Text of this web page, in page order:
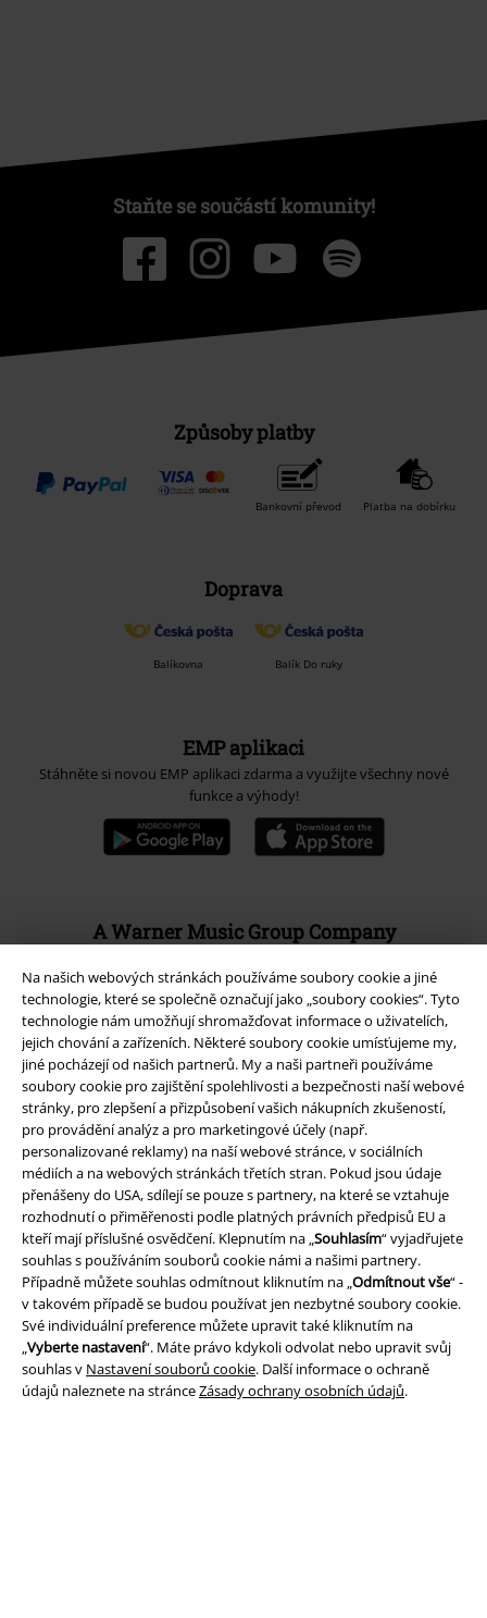
Na našich webových stránkách používáme soubory cookie a jiné
technologie, které se společně označují jako „soubory cookies“. Tyto
technologie nám umožňují shromažďovat informace o uživatelích,
jejich chování a zařízeních. Některé soubory cookie umísťujeme my,
jiné pocházejí od našich partnerů. My a naši partneři používáme
soubory cookie pro zajištění spolehlivosti a bezpečnosti naší webové
stránky, pro zlepšení a přizpůsobení vašich nákupních zkušeností,
pro provádění analýz a pro marketingové účely (např.
personalizované reklamy) na naší webové stránce, v sociálních
médiích a na webových stránkách třetích stran. Pokud jsou údaje
přenášeny do USA, sdílejí se pouze s partnery, na které se vztahuje
rozhodnutí o přiměřenosti podle platných právních předpisů EU a
kteří mají příslušné osvědčení. Klepnutím na „Souhlasím“ vyjadřujete
souhlas s používáním souborů cookie námi a našimi partnery.
Případně můžete souhlas odmítnout kliknutím na „Odmítnout vše“ -
v takovém případě se budou používat jen nezbytné soubory cookie.
Své individuální preference můžete upravit také kliknutím na
„Vyberte nastavení“. Máte právo kdykoli odvolat nebo upravit svůj
souhlas v Nastavení souborů cookie. Další informace o ochraně
údajů naleznete na stránceZásady ochrany osobních údajů.
Staňte se součástí komunity!
Způsoby platby
Bankovní převod Platba na dobírku
Doprava
Balíkovna Balík Do ruky
EMP aplikaci
Stáhněte si novou EMP aplikaci zdarma a využijte všechny nové
funkce a výhody!
A Warner Music Group Company
Právní informace
Podmínky
Prohlášení
Ochrana osobních údajů